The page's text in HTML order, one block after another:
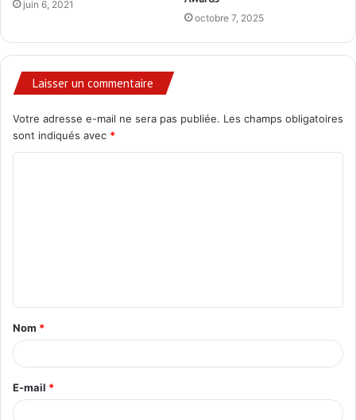
juin 6, 2021
octobre 7, 2025
Laisser un commentaire
Votre adresse e-mail ne sera pas publiée. Les champs obligatoires
sont indiqués avec *
t
a
e
Nom *
E-mail *